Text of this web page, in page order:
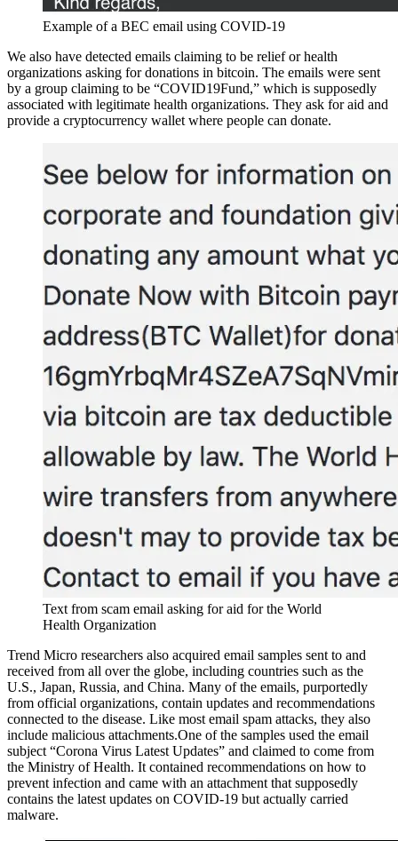
Example of a BEC email using COVID-19
We also have detected emails claiming to be relief or health
organizations asking for donations in bitcoin. The emails were sent
by a group claiming to be “COVID19Fund,” which is supposedly
associated with legitimate health organizations. They ask for aid and
provide a cryptocurrency wallet where people can donate.
Text from scam email asking for aid for the World
Health Organization
Trend Micro researchers also acquired email samples sent to and
received from all over the globe, including countries such as the
U.S., Japan, Russia, and China. Many of the emails, purportedly
from official organizations, contain updates and recommendations
connected to the disease. Like most email spam attacks, they also
include malicious attachments.One of the samples used the email
subject “Corona Virus Latest Updates” and claimed to come from
the Ministry of Health. It contained recommendations on how to
prevent infection and came with an attachment that supposedly
contains the latest updates on COVID-19 but actually carried
malware.